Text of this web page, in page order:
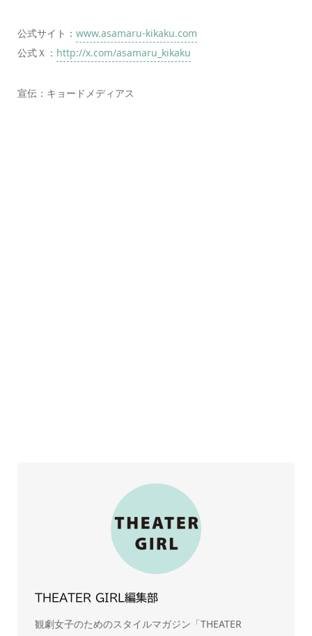
公式サイト： www.asamaru-kikaku.com
公式Ｘ： http://x.com/asamaru_kikaku
宣伝：キョードメディアス
THEATER GIRL編集部
観劇女子のためのスタイルマガジン「THEATER